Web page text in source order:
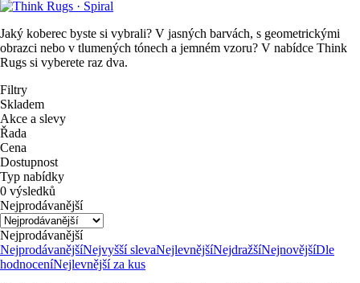
Jaký koberec byste si vybrali? V jasných barvách, s geometrickými
obrazci nebo v tlumených tónech a jemném vzoru? V nabídce Think
Rugs si vyberete raz dva.
Filtry
Skladem
Akce a slevy
Řada
Cena
Dostupnost
Typ nabídky
0 výsledků
Nejprodávanější
Nejprodávanější
NejprodávanějšíNejvyšší slevaNejlevnějšíNejdražšíNejnovějšíDle
hodnoceníNejlevnější za kus